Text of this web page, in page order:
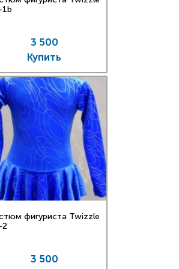
1b
3 500
Купить
фигуриста Twizzle
2
3 500